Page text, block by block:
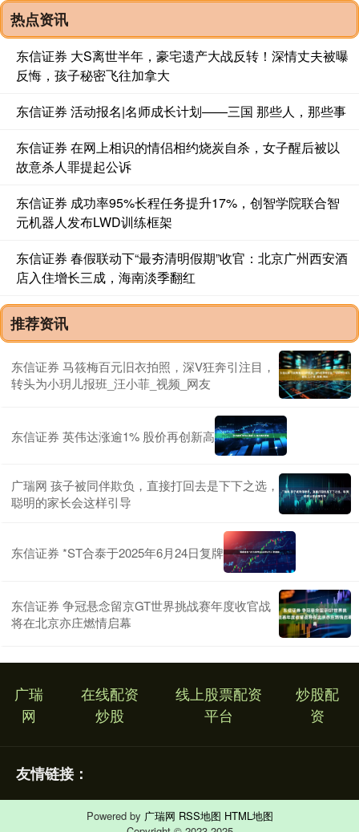
热点资讯
东信证券 大S离世半年，豪宅遗产大战反转！深情丈夫被曝
反悔，孩子秘密飞往加拿大
东信证券 活动报名|名师成长计划——三国 那些人，那些事
东信证券 在网上相识的情侣相约烧炭自杀，女子醒后被以
故意杀人罪提起公诉
东信证券 成功率95%长程任务提升17%，创智学院联合智
元机器人发布LWD训练框架
东信证券 春假联动下“最夯清明假期”收官：北京广州西安酒
店入住增长三成，海南淡季翻红
推荐资讯
东信证券 马筱梅百元旧衣拍照，深V狂奔引注目，
转头为小玥儿报班_汪小菲_视频_网友
东信证券 英伟达涨逾1% 股价再创新高
广瑞网 孩子被同伴欺负，直接打回去是下下之选，
聪明的家长会这样引导
东信证券 *ST合泰于2025年6月24日复牌
东信证券 争冠悬念留京GT世界挑战赛年度收官战
将在北京亦庄燃情启幕
广瑞
网
在线配资
炒股
线上股票配资
平台
炒股配
资
友情链接：
Powered by 广瑞网 RSS地图 HTML地图